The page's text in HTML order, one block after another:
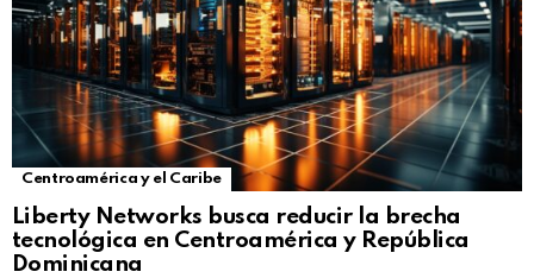
Centroamérica y el Caribe
Liberty Networks busca reducir la brecha
tecnológica en Centroamérica y República
Dominicana